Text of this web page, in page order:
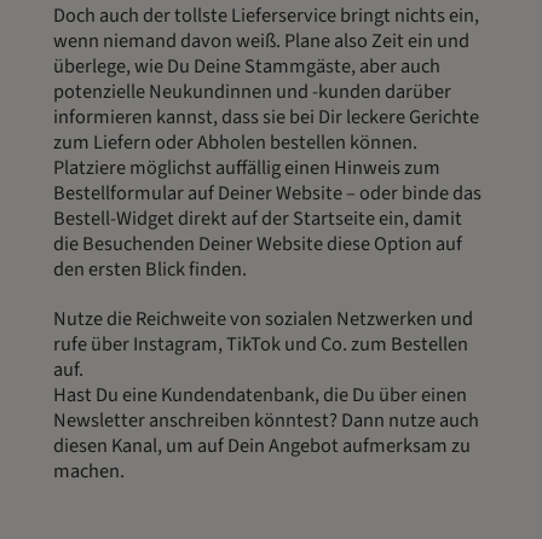
Doch auch der tollste Lieferservice bringt nichts ein,
wenn niemand davon weiß. Plane also Zeit ein und
überlege, wie Du Deine Stammgäste, aber auch
potenzielle Neukundinnen und -kunden darüber
informieren kannst, dass sie bei Dir leckere Gerichte
zum Liefern oder Abholen bestellen können.
Platziere möglichst auffällig einen Hinweis zum
Bestellformular auf Deiner Website – oder binde das
Bestell-Widget direkt auf der Startseite ein, damit
die Besuchenden Deiner Website diese Option auf
den ersten Blick finden.
Nutze die Reichweite von sozialen Netzwerken und
rufe über Instagram, TikTok und Co. zum Bestellen
auf.
Hast Du eine Kundendatenbank, die Du über einen
Newsletter anschreiben könntest? Dann nutze auch
diesen Kanal, um auf Dein Angebot aufmerksam zu
machen.